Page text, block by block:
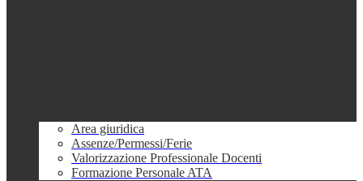
Area giuridica
Assenze/Permessi/Ferie
Valorizzazione Professionale Docenti
Formazione Personale ATA